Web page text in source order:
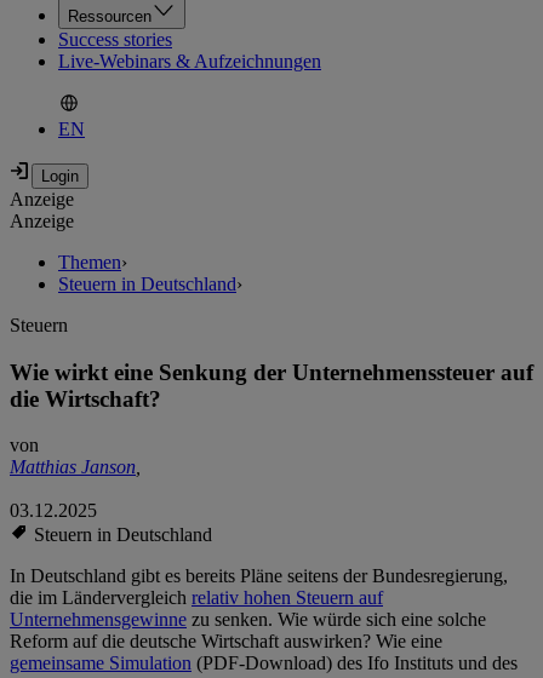
Ressourcen
Success stories
Live-Webinars & Aufzeichnungen
EN
Anzeige
Anzeige
Themen›
Steuern in Deutschland›
Steuern
Wie wirkt eine Senkung der Unternehmenssteuer auf
die Wirtschaft?
von
Matthias Janson,
03.12.2025
Steuern in Deutschland
In Deutschland gibt es bereits Pläne seitens der Bundesregierung,
die im Ländervergleich relativ hohen Steuern auf
Unternehmensgewinne zu senken. Wie würde sich eine solche
Reform auf die deutsche Wirtschaft auswirken? Wie eine
gemeinsame Simulation (PDF-Download) des Ifo Instituts und des